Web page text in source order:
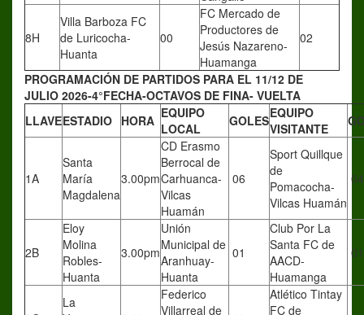
8H
Villa Barboza FC
de Luricocha-
Huanta
00
FC Mercado de
Productores de
Jesús Nazareno-
Huamanga
02
PROGRAMACIÓN DE PARTIDOS PARA EL 11/12 DE
JULIO 2026-4°FECHA-OCTAVOS DE FINA- VUELTA
LLAVEESTADIO HORA EQUIPO
LOCAL
GOLESEQUIPO
VISITANTE
1A
Santa
María
Magdalena
3.00pm
CD Erasmo
Berrocal de
Carhuanca-
Vilcas
Huamán
06
Sport Quillque
de
Pomacocha-
Vilcas Huamán
04
2B
Eloy
Molina
Robles-
Huanta
3.00pm
Unión
Municipal de
Aranhuay-
Huanta
01
Club Por La
Santa FC de
AACD-
Huamanga
01
La
Federico
Villarreal de
Atlético Tintay
FC de